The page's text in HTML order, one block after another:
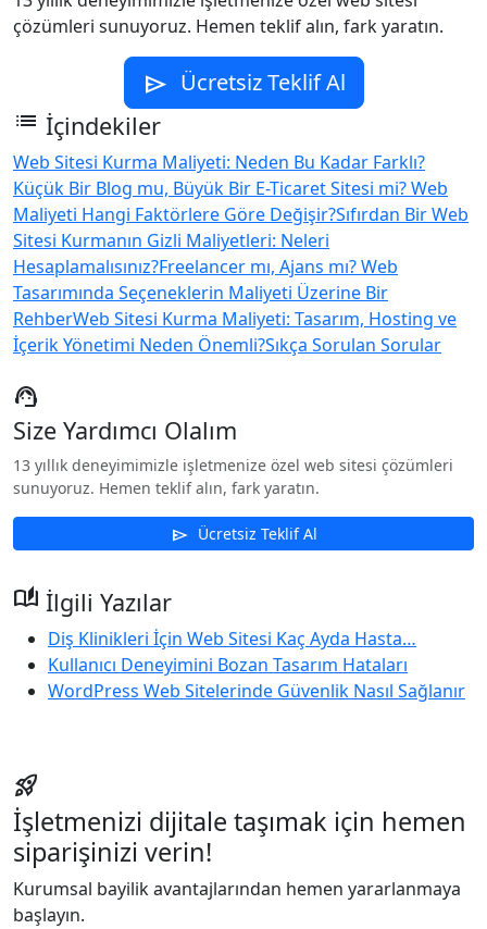
çözümleri sunuyoruz. Hemen teklif alın, fark yaratın.
send Ücretsiz Teklif Al
list İçindekiler
Web Sitesi Kurma Maliyeti: Neden Bu Kadar Farklı?
Küçük Bir Blog mu, Büyük Bir E-Ticaret Sitesi mi? Web
Maliyeti Hangi Faktörlere Göre Değişir?Sıfırdan Bir Web
Sitesi Kurmanın Gizli Maliyetleri: Neleri
Hesaplamalısınız?Freelancer mı, Ajans mı? Web
Tasarımında Seçeneklerin Maliyeti Üzerine Bir
RehberWeb Sitesi Kurma Maliyeti: Tasarım, Hosting ve
İçerik Yönetimi Neden Önemli?Sıkça Sorulan Sorular
support_agent
Size Yardımcı Olalım
13 yıllık deneyimimizle işletmenize özel web sitesi çözümleri
sunuyoruz. Hemen teklif alın, fark yaratın.
send Ücretsiz Teklif Al
auto_stories İlgili Yazılar
Diş Klinikleri İçin Web Sitesi Kaç Ayda Hasta…
Kullanıcı Deneyimini Bozan Tasarım Hataları
WordPress Web Sitelerinde Güvenlik Nasıl Sağlanır
rocket_launch
İşletmenizi dijitale taşımak için hemen
siparişinizi verin!
Kurumsal bayilik avantajlarından hemen yararlanmaya
başlayın.